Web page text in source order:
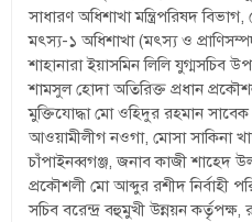
সাধারণ অধিশাখা মন্ত্রিপরিষদ
মৎস্য-১ অধিশাখা (মৎস্য ও
শাহানারা ইয়াসমিন লিলি যুগ্মসচিব
শামসুল হোদা অতিরিক্ত প্রধান
মুক্তিযোদ্ধা মো ওহিদুর রহমান
আওয়ামীলীগ নওগা, মোসা সাকিনা
চাঁপাইনব্বগঞ্জ, জনাব কাজী শাহেদ
প্রকৌশলী মো আব্দুর রশীদ নির্বাহী
সচিব বরেন্দ্র বহুমুখী উন্নয়ন কর্তৃপক্ষ,